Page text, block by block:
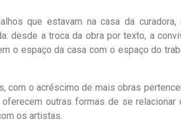
que estavam na casa da curadora,
desde a troca da obra por texto, a
o espaço da casa com o espaço do
com o acréscimo de mais obras
outras formas de se relacionar
os artistas.